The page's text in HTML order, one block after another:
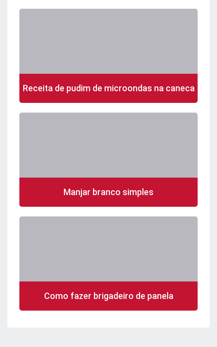
Receita de pudim de microondas na caneca
Manjar branco simples
Como fazer brigadeiro de panela